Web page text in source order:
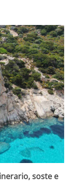
soste e